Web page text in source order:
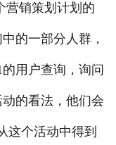
销策划计划的
的一部分人群，
用户查询，询问
的看法，他们会
这个活动中得到